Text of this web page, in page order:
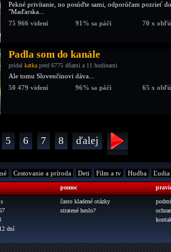
Pekné privítanie, no posúďte sami, odporúčam pozrieť
"Maďarska...
75 966 videní
91% sa páči 70 x
Padla som do kanále
pridal katka pred 6775 dňami a 11 hodinami
Ale tomu Slovenčinovi dáva...
50 479 videní
96% sa páči 65 x
5 6 7 8 ďalej
Cestovanie a príroda Deti Film a tv Hudba Ľudia
dní
pomoc
často kladené otázky
stratené heslo?